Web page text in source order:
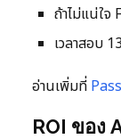
ถ้าไม่แน่ใจ
เวลาสอบ
อ่านเพิ่มที่
ROI ของ